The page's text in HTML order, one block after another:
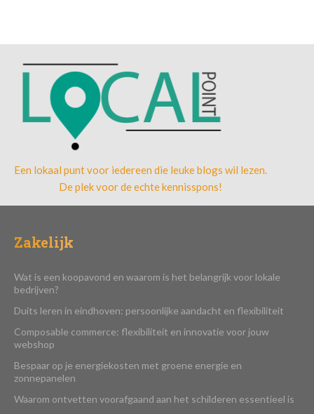
Een lokaal punt voor iedereen die leuke blogs wil lezen.
De plek voor de echte kennisspons!
Zakelijk
Wat is een koopavond en waarom is het belangrijk voor lokale
bedrijven?
Duits leren in eindhoven: persoonlijke aandacht en flexibiliteit
Composable commerce: flexibiliteit en innovatie voor jouw
webshop
Bespaar op je energiekosten met groene energie en
zonnepanelen
Waarom ontvetten voorafgaand aan het schilderen essentieel is